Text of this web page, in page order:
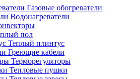
Газовые обогреватели
Водонагреватели
пол
Теплый плинтус
Греющие кабели
Терморегуляторы
Тепловые пушки